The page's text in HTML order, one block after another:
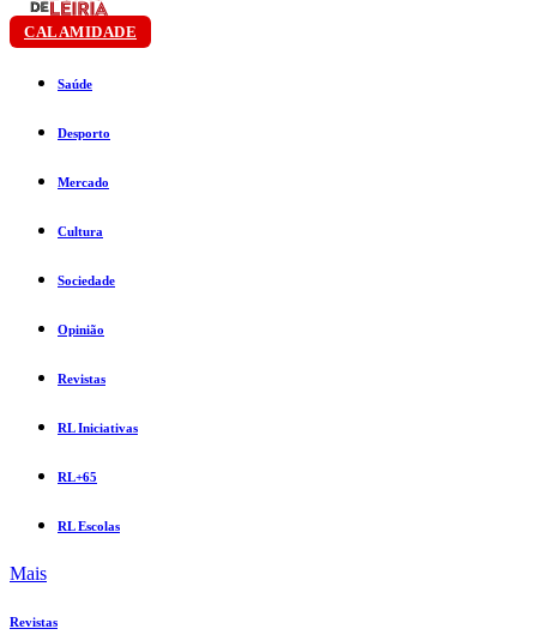
CALAMIDADE
Saúde
Desporto
Mercado
Cultura
Sociedade
Opinião
Revistas
RL Iniciativas
RL+65
RL Escolas
Mais
Revistas